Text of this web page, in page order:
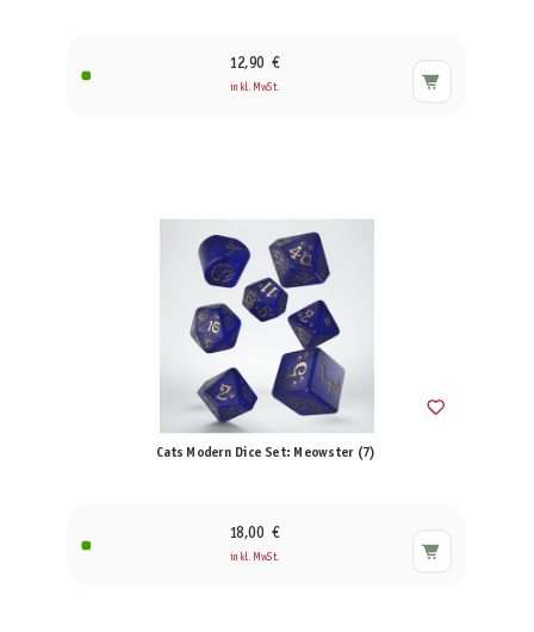
12,90 €
inkl. MwSt.
Cats Modern Dice Set: Meowster (7)
18,00 €
inkl. MwSt.